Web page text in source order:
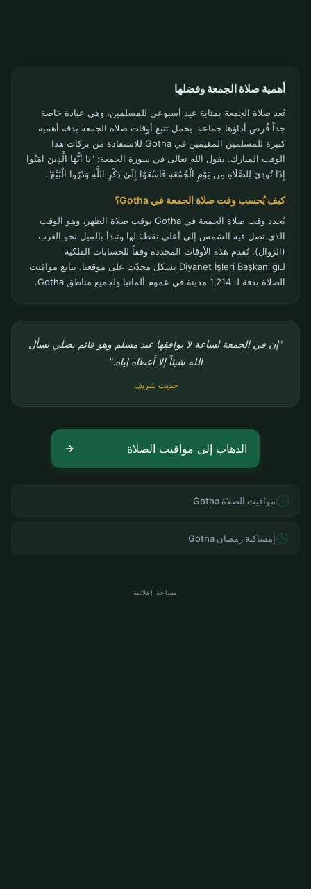
أهمية صلاة الجمعة وفضلها
تُعد صلاة الجمعة بمثابة عيد أسبوعي للمسلمين، وهي عبادة خاصة
جداً فُرض أداؤها جماعة. يحمل تتبع أوقات صلاة الجمعة بدقة أهمية
كبيرة للمسلمين المقيمين في Gotha للاستفادة من بركات هذا
الوقت المبارك. يقول الله تعالى في سورة الجمعة: "يَا أَيُّهَا الَّذِينَ آمَنُوا
إِذَا نُودِيَ لِلصَّلَاةِ مِن يَوْمِ الْجُمُعَةِ فَاسْعَوْا إِلَىٰ ذِكْرِ اللَّهِ وَذَرُوا الْبَيْعَ".
كيف يُحسب وقت صلاة الجمعة في Gotha؟
يُحدد وقت صلاة الجمعة في Gotha بوقت صلاة الظهر، وهو الوقت
الذي تصل فيه الشمس إلى أعلى نقطة لها وتبدأ بالميل نحو الغرب
(الزوال). تُقدم هذه الأوقات المحددة وفقاً للحسابات الفلكية
لـDiyanet İşleri Başkanlığı بشكل محدّث على موقعنا. نتابع مواقيت
الصلاة بدقة لـ 1,214 مدينة في عموم ألمانيا ولجميع مناطق Gotha.
"إن في الجمعة لساعة لا يوافقها عبد مسلم وهو قائم يصلي يسأل
الله شيئاً إلا أعطاه إياه."
حديث شريف
الذهاب إلى مواقيت الصلاة
مواقيت الصلاة Gotha
إمساكية رمضان Gotha
مساحة إعلانية